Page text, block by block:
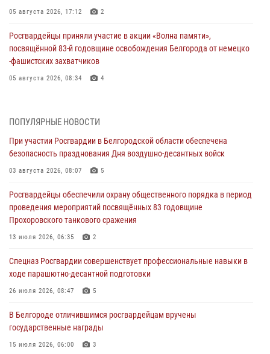
05 августа 2026, 17:12 2
Росгвардейцы приняли участие в акции «Волна памяти»,
посвящённой 83‑й годовщине освобождения Белгорода от немецко
‑фашистских захватчиков
05 августа 2026, 08:34 4
Росгвардейцы спасли раненого при атаке FPV-дрона ВСУ жителя
белгородского приграничья
За неделю белгородские росгвардейцы пресекли свыше 130
правонарушений
04 августа 2026, 06:03
Сотрудники Росгвардии задержали подозреваемую в краже
товаров из гипермаркета в Белгороде
03 августа 2026, 13:29
«Я расскажу вам о Герое»: история подполковника милиции в
отставке Виктора Хайрулика (видео)
03 августа 2026, 10:37
ПОПУЛЯРНЫЕ НОВОСТИ
При участии Росгвардии в Белгородской области обеспечена
безопасность празднования Дня воздушно-десантных войск
03 августа 2026, 08:07 5
Росгвардейцы обеспечили охрану общественного порядка в период
проведения мероприятий посвящённых 83 годовщине
Прохоровского танкового сражения
13 июля 2026, 06:35 2
Спецназ Росгвардии совершенствует профессиональные навыки в
ходе парашютно-десантной подготовки
26 июля 2026, 08:47 5
В Белгороде отличившимся росгвардейцам вручены
государственные награды
15 июля 2026, 06:00 3